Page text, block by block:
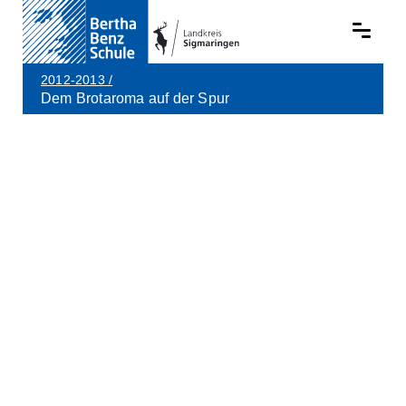
2012-2013 /
Dem Brotaroma auf der Spur